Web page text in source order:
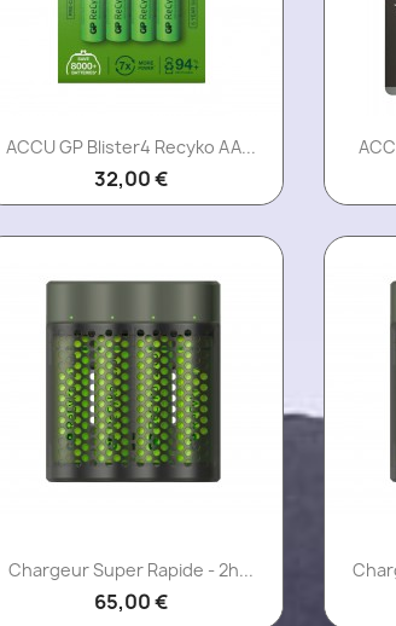
Aperçu rapide
ACCU GP Blister4 Recyko AA...
32,00 €
Aperçu rapide
Chargeur Super Rapide - 2h...
65,00 €